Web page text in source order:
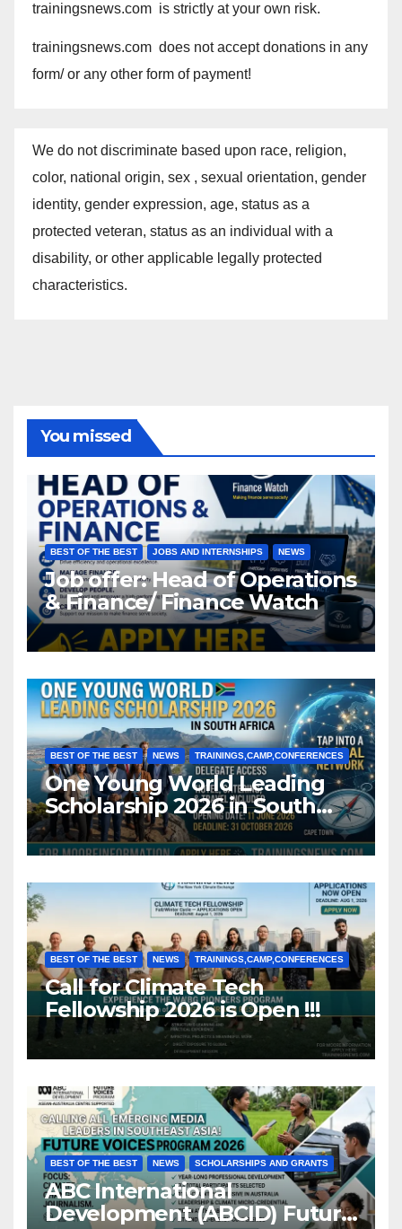
trainingsnews.com is strictly at your own risk.
trainingsnews.com does not accept donations in any
form/ or any other form of payment!
We do not discriminate based upon race, religion,
color, national origin, sex , sexual orientation, gender
identity, gender expression, age, status as a
protected veteran, status as an individual with a
disability, or other applicable legally protected
characteristics.
You missed
BEST OF THE BEST JOBS AND INTERNSHIPS NEWS
Job offer: Head of Operations
& Finance/ Finance Watch
BEST OF THE BEST NEWS TRAININGS,CAMP,CONFERENCES
One Young World Leading
Scholarship 2026 in South
Africa (Fully Funded)
BEST OF THE BEST NEWS TRAININGS,CAMP,CONFERENCES
Call for Climate Tech
Fellowship 2026 is Open !!!
BEST OF THE BEST NEWS SCHOLARSHIPS AND GRANTS
ABC International
Development (ABCID) Future